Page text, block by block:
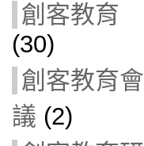
創客教育
(30)
創客教育會
議 (2)